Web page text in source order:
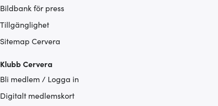
Bildbank för press
Tillgänglighet
Sitemap Cervera
Klubb Cervera
Bli medlem / Logga in
Digitalt medlemskort